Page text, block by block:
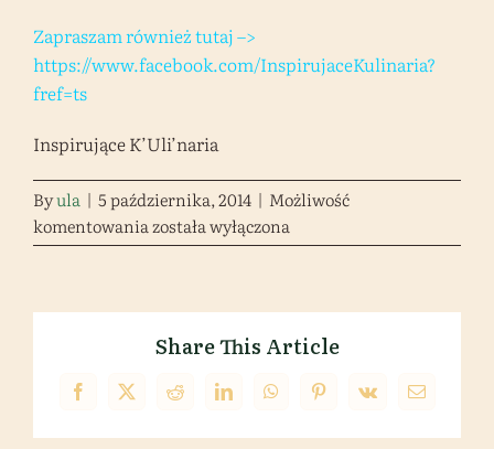
Zapraszam również tutaj –>
https://www.facebook.com/InspirujaceKulinaria?
fref=ts
Inspirujące K’Uli’naria
Byula | 5 października, 2014 | Możliwość
komentowaniaBezglutenowo,
dlaczego?
została wyłączona
Share This Article
Facebook
X RedditLinkedInWhatsAppPinterest
Vk Email